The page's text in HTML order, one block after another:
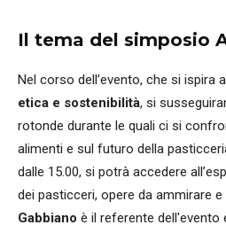
Il tema del simposio
Nel corso dell’evento, che si ispira
etica e sostenibilità, si
rotonde durante le quali ci si
alimenti e sul futuro della
dalle 15.00, si potrà accedere
dei pasticceri, opere da ammirare e
Gabbiano è il referente dell'evento